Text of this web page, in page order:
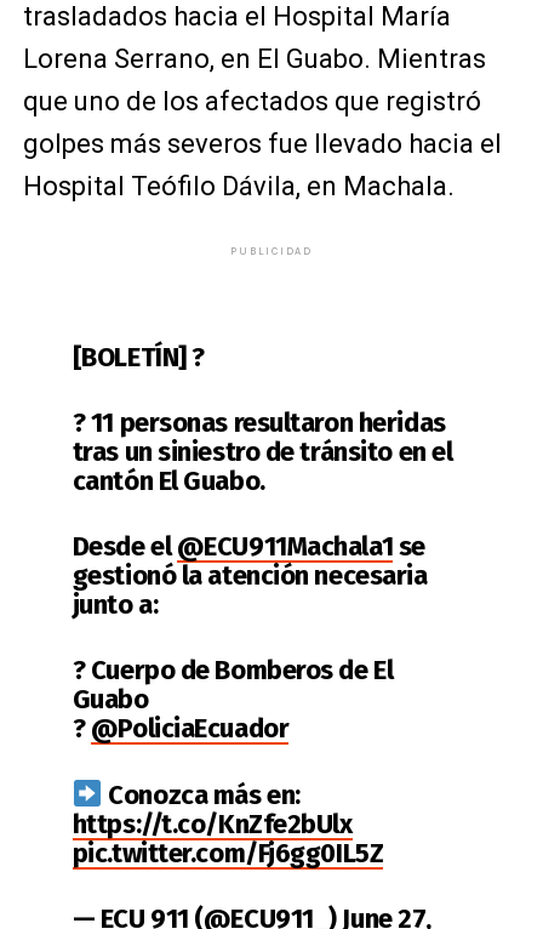
trasladados hacia el Hospital María
Lorena Serrano, en El Guabo. Mientras
que uno de los afectados que registró
golpes más severos fue llevado hacia el
Hospital Teófilo Dávila, en Machala.
PUBLICIDAD
[BOLETÍN] ?
? 11 personas resultaron heridas
tras un siniestro de tránsito en el
cantón El Guabo.
Desde el@ECU911Machala1se
gestionó la atención necesaria
junto a:
? Cuerpo de Bomberos de El
Guabo
?@PoliciaEcuador
Conozca más en:
https://t.co/KnZfe2bUlx
pic.twitter.com/Fj6gg0IL5Z
— ECU 911 (@ECU911_)June 27,